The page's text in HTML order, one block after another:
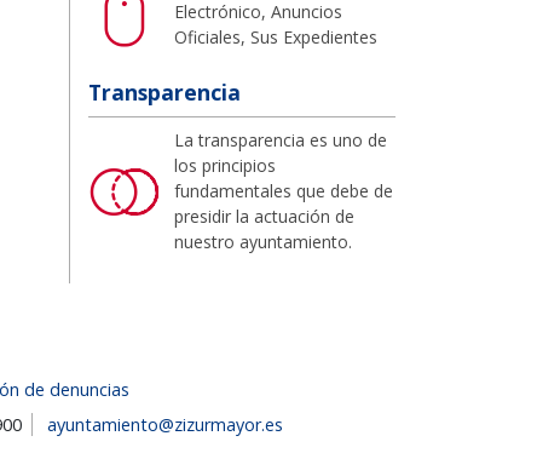
Electrónico, Anuncios
Oficiales, Sus Expedientes
Transparencia
La transparencia es uno de
los principios
fundamentales que debe de
presidir la actuación de
nuestro ayuntamiento.
de denuncias
ayuntamiento@zizurmayor.es